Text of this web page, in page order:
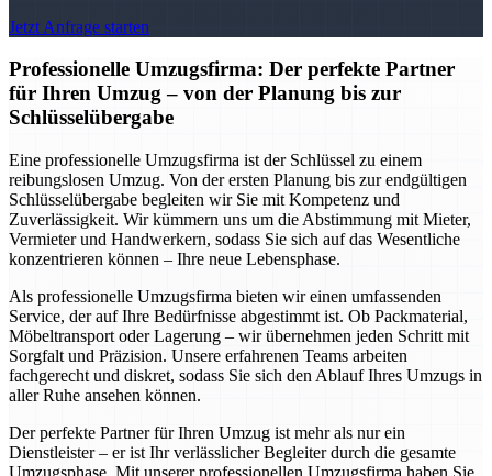
Jetzt Anfrage starten
Professionelle Umzugsfirma: Der perfekte Partner
für Ihren Umzug – von der Planung bis zur
Schlüsselübergabe
Eine professionelle Umzugsfirma ist der Schlüssel zu einem
reibungslosen Umzug. Von der ersten Planung bis zur endgültigen
Schlüsselübergabe begleiten wir Sie mit Kompetenz und
Zuverlässigkeit. Wir kümmern uns um die Abstimmung mit Mieter,
Vermieter und Handwerkern, sodass Sie sich auf das Wesentliche
konzentrieren können – Ihre neue Lebensphase.
Als professionelle Umzugsfirma bieten wir einen umfassenden
Service, der auf Ihre Bedürfnisse abgestimmt ist. Ob Packmaterial,
Möbeltransport oder Lagerung – wir übernehmen jeden Schritt mit
Sorgfalt und Präzision. Unsere erfahrenen Teams arbeiten
fachgerecht und diskret, sodass Sie sich den Ablauf Ihres Umzugs in
aller Ruhe ansehen können.
Der perfekte Partner für Ihren Umzug ist mehr als nur ein
Dienstleister – er ist Ihr verlässlicher Begleiter durch die gesamte
Umzugsphase. Mit unserer professionellen Umzugsfirma haben Sie